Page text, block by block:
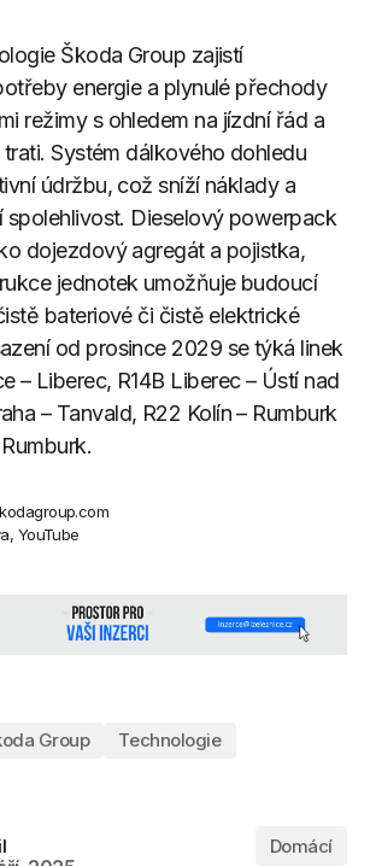
Škoda Group zajistí
energie a plynulé přechody
režimy s ohledem na jízdní řád a
Systém dálkového dohledu
údržbu, což sníží náklady a
spolehlivost. Dieselový powerpack
dojezdový agregát a pojistka,
jednotek umožňuje budoucí
bateriové či čistě elektrické
od prosince 2029 se týká linek
– Liberec, R14B Liberec – Ústí nad
– Tanvald, R22 Kolín – Rumburk
YouTube
Group Technologie
Domácí